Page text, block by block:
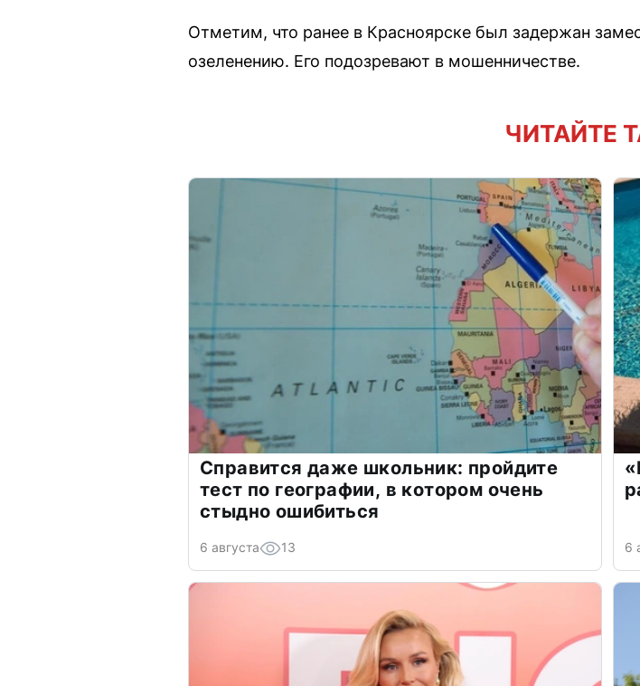
Отметим, что ранее в Красноярске был задержан
озеленению. Его подозревают в мошенничестве.
ЧИТАЙТЕ
Справится даже школьник: пройдите
тест по географии, в котором очень
стыдно ошибиться
6 августа 13 6